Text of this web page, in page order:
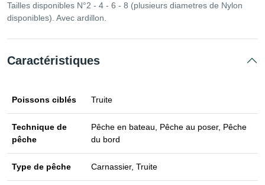
Tailles disponibles N°2 - 4 - 6 - 8 (plusieurs diametres de Nylon
disponibles). Avec ardillon.
Caractéristiques
Poissons ciblés Truite
Technique de
pêche
Pêche en bateau, Pêche au poser, Pêche
du bord
Type de pêche Carnassier, Truite